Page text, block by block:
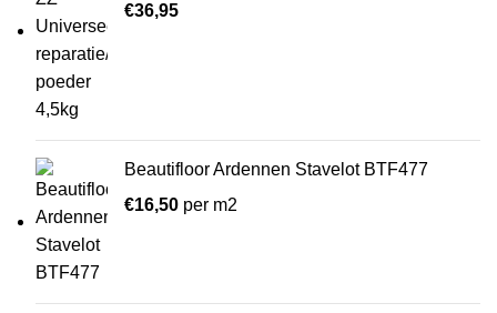
€36,95
Beautifloor Ardennen Stavelot BTF477
€16,50 per m2